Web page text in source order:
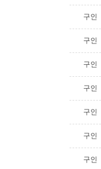
구인
구인
구인
구인
구인
구인
구인